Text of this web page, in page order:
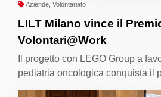
Aziende, Volontariato
LILT Milano vince il
Volontari@Work
Il progetto con LEGO Group a
pediatria oncologica conquista il